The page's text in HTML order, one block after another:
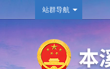
站群导航